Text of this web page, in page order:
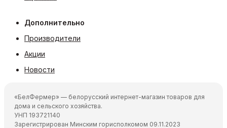
Дополнительно
Производители
Акции
Новости
«БелФермер» — белорусский интернет-магазин товаров для
дома и сельского хозяйства.
УНП 193721140
Зарегистрирован Минским горисполкомом 09.11.2023